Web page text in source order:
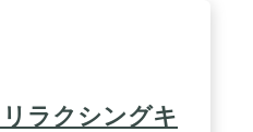
ットを固定した上で簡単
ョルダーストラップが収
運びに便利です。 / ※初
マット本体が膨らむまで
す。また、マットの厚み
変化します。 / ※マット
ラクシングキ